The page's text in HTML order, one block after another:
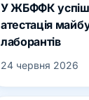
У ЖБФФК
атестація
лаборантів
24 червня 2026